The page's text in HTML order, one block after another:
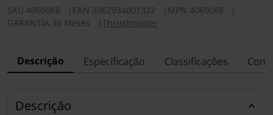
SKU 4060068 EAN 3362934001322 MPN 4060068
GARANTIA 36 Meses
Thrustmaster
Descrição Especificação Classificações
Descrição